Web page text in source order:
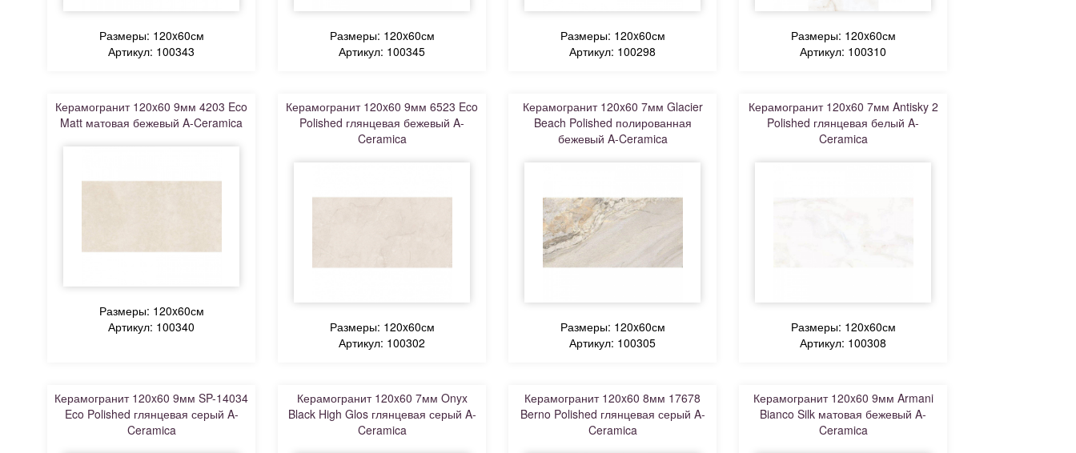
Размеры: 120x60см
Артикул: 100343
Размеры: 120x60см
Артикул: 100345
Размеры: 120x60см
Артикул: 100298
Размеры: 120x60см
Артикул: 100310
Керамогранит 120x60 9мм 4203 Eco
Matt матовая бежевый A-Ceramica
Размеры: 120x60см
Артикул: 100340
Керамогранит 120x60 9мм 6523 Eco
Polished глянцевая бежевый A-
Ceramica
Размеры: 120x60см
Артикул: 100302
Керамогранит 120x60 7мм Glacier
Beach Polished полированная
бежевый A-Ceramica
Размеры: 120x60см
Артикул: 100305
Керамогранит 120x60 7мм Antisky 2
Polished глянцевая белый A-
Ceramica
Размеры: 120x60см
Артикул: 100308
Керамогранит 120x60 9мм SP-14034
Eco Polished глянцевая серый A-
Ceramica
Керамогранит 120x60 7мм Onyx
Black High Glos глянцевая серый A-
Ceramica
Керамогранит 120x60 8мм 17678
Berno Polished глянцевая серый A-
Ceramica
Керамогранит 120x60 9мм Armani
Bianco Silk матовая бежевый A-
Ceramica